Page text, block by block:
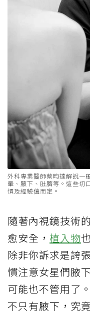
外科專業醫師蔡昀達解說一
暈、腋下、肚臍等。這些切
慣及經驗值而定。
隨著內視鏡技術
愈安全， 植入物
除非你訴求是誇
慣注意女星們腋
可能也不管用了
不只有腋下，究